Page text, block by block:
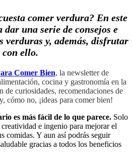
comer verdura? En este
una serie de consejos e
verduras y, además, disfrutar
con ello.
Comer Bien, la newsletter de
cocina y gastronomía en la
de curiosidades, recomendaciones de
cómo no, ¡ideas para comer bien!
es más fácil de lo que parece. Solo
e ingenio para mejorar el
comidas. Y aun así podrás seguir
gracias a todos los beneficios